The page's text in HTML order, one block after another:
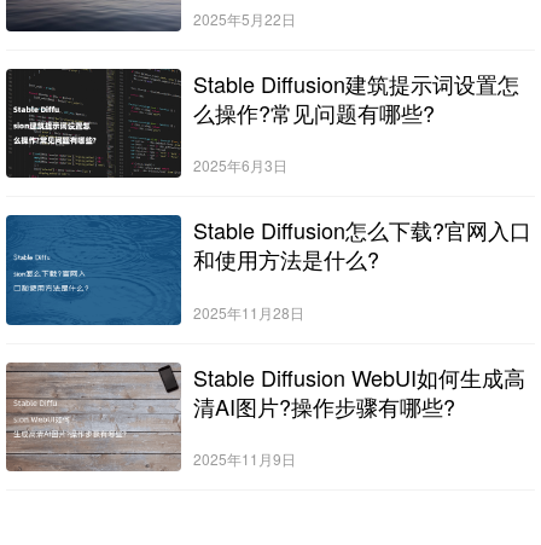
2025年5月22日
Stable Diffusion建筑提示词设置怎
么操作?常见问题有哪些?
2025年6月3日
Stable Diffusion怎么下载?官网入口
和使用方法是什么?
2025年11月28日
Stable Diffusion WebUI如何生成高
清AI图片?操作步骤有哪些?
2025年11月9日